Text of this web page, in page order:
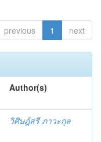
previous 1 next
Author(s)
วิศิษฎ์สรี ภาวะกุล